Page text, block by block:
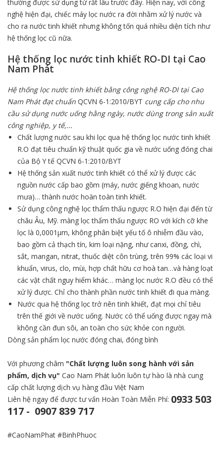
thường được sử dụng từ rất lâu trước đây. Hiện nay, với công
nghệ hiện đại, chiếc máy lọc nước ra đời nhằm xử lý nước và
cho ra nước tinh khiết nhưng không tốn quá nhiều diện tích như
hệ thống lọc cũ nữa.
Hệ thống lọc nước tinh khiết RO-DI tại Cao
Nam Phát
Hệ thống lọc nước tinh khiết bằng công nghệ RO-DI tại Cao
Nam Phát đạt chuẩn QCVN 6-1:2010/BYT cung cấp cho nhu
cầu sử dụng nước uống hằng ngày, nước dùng trong sản xuất
công nghiệp, y tế,...
Chất lượng nước sau khi lọc qua hệ thống lọc nước tinh khiết
R.O đạt tiêu chuẩn kỹ thuật quốc gia về nước uống đóng chai
của Bộ Y tế QCVN 6-1:2010/BYT
Hệ thống sản xuất nước tinh khiết có thể xử lý được các
nguồn nước cấp bao gồm (máy, nước giếng khoan, nước
mưa)… thành nước hoàn toàn tinh khiết.
Sử dụng công nghệ lọc thẩm thấu ngược R.O hiện đại đến từ
châu Âu, Mỹ. màng lọc thẩm thấu ngược RO với kích cỡ khe
lọc là 0,0001µm, không phân biệt yếu tố ô nhiễm đầu vào,
bao gồm cả thạch tín, kim loại nặng, như canxi, đồng, chì,
sắt, mangan, nitrat, thuốc diệt côn trùng, trên 99% các loại vi
khuẩn, virus, clo, mùi, hợp chất hữu cơ hoà tan…và hàng loạt
các vật chất nguy hiểm khác… màng lọc nước R.O đều có thể
xử lý được. Chỉ cho thành phần nước tinh khiết đi qua màng.
Nước qua hệ thống lọc trở nên tinh khiết, đạt mọi chỉ tiêu
trên thế giới về nước uống. Nước có thể uống được ngay mà
không cần đun sôi, an toàn cho sức khỏe con người.
Dòng sản phẩm lọc nước đóng chai, đóng bình
Với phương châm "Chất lượng luôn song hành với sản
phẩm, dịch vụ" Cao Nam Phát luôn luôn tự hào là nhà cung
cấp chất lượng dịch vụ hàng đầu Việt Nam
Liên hệ ngay để được tư vấn Hoàn Toàn Miễn Phí: 0933 503
117 - 0907 839 717
#CaoNamPhat #BinhPhuoc